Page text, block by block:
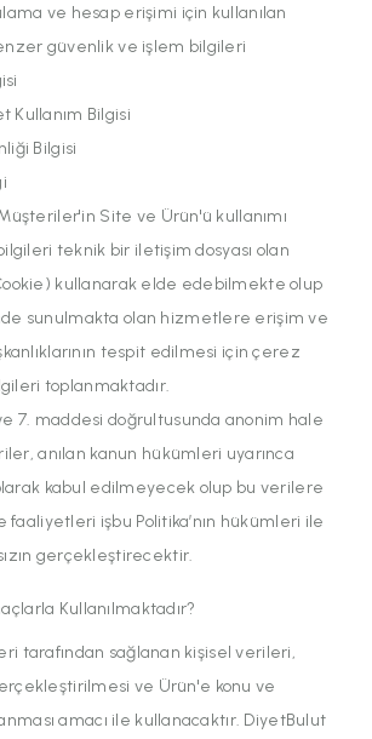
ve hesap erişimi için kullanılan
güvenlik ve işlem bilgileri
Kullanım Bilgisi
Bilgisi
Site ve Ürün'ü kullanımı
teknik bir iletişim dosyası olan
kullanarak elde edebilmekte olup
sunulmakta olan hizmetlere erişim ve
tespit edilmesi için çerez
toplanmaktadır.
7. maddesi doğrultusunda anonim hale
anılan kanun hükümleri uyarınca
kabul edilmeyecek olup bu verilere
faaliyetleri işbu Politika’nın hükümleri ile
gerçekleştirecektir.
Kullanılmaktadır?
tarafından sağlanan kişisel verileri,
ve Ürün'e konu ve
amacı ile kullanacaktır. DiyetBulut